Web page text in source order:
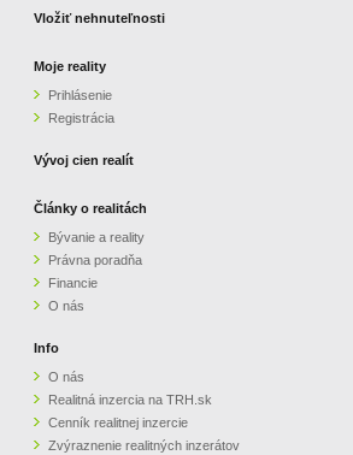
Vložiť nehnuteľnosti
Moje reality
Prihlásenie
Registrácia
Vývoj cien realít
Články o realitách
Bývanie a reality
Právna poradňa
Financie
O nás
Info
O nás
Realitná inzercia na TRH.sk
Cenník realitnej inzercie
Zvýraznenie realitných inzerátov